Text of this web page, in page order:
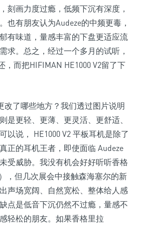
刻画力度过瘾，低频下沉有深度，
也有朋友认为Audeze的中频更毒，
有味道，量感丰富的下盘更适应流
求。总之，经过一个多月的试听，
，而把HIFIMAN HE1000 V2留了下
改了哪些地方？我们透过图片说明
是更轻、更薄、更灵活、更舒适、
以说， HE1000 V2 平板耳机是除了
正的耳机王者，即使面临 Audeze
受威胁。我没有机会好好听听香格
，但几次展会中接触森海塞尔的新
声场宽阔、自然宽松、整体给人感
点是低音下沉仍然不过瘾，量感不
轻松的朋友。如果香格里拉